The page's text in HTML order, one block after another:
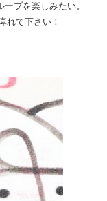
ブを楽しみたい。
れて下さい！